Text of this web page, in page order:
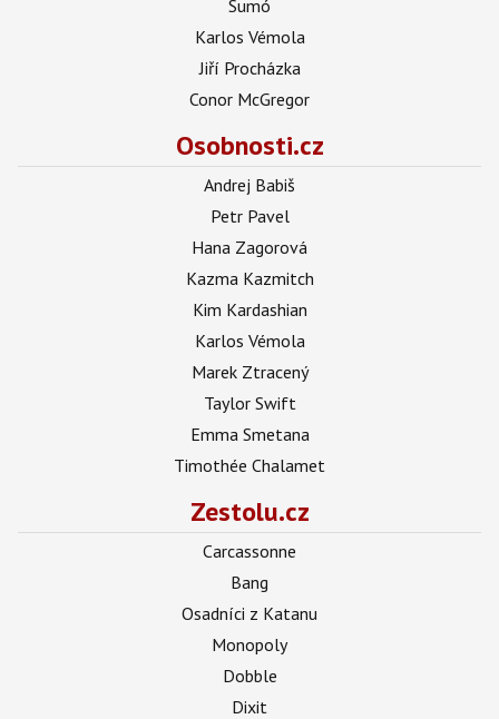
Sumó
Karlos Vémola
Jiří Procházka
Conor McGregor
Osobnosti.cz
Andrej Babiš
Petr Pavel
Hana Zagorová
Kazma Kazmitch
Kim Kardashian
Karlos Vémola
Marek Ztracený
Taylor Swift
Emma Smetana
Timothée Chalamet
Zestolu.cz
Carcassonne
Bang
Osadníci z Katanu
Monopoly
Dobble
Dixit